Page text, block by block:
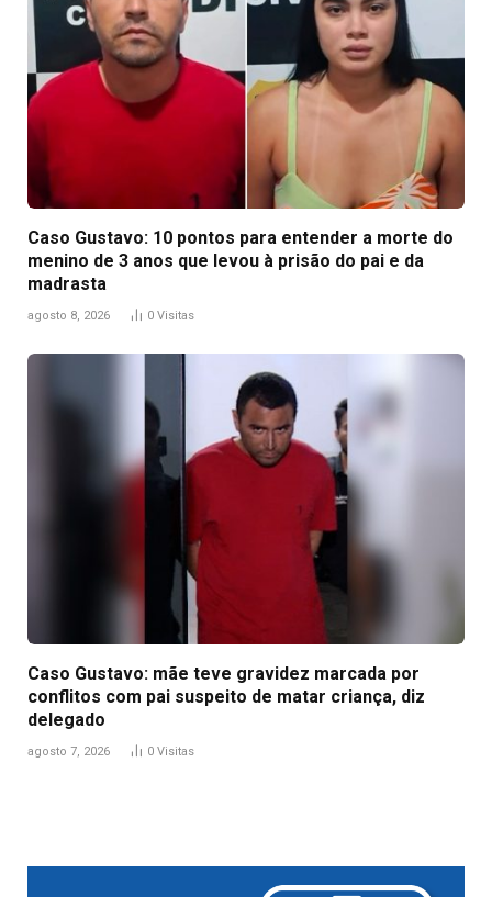
Caso Gustavo: 10 pontos para entender a morte do
menino de 3 anos que levou à prisão do pai e da
madrasta
agosto 8, 2026 0 Visitas
Caso Gustavo: mãe teve gravidez marcada por
conflitos com pai suspeito de matar criança, diz
delegado
agosto 7, 2026 0 Visitas